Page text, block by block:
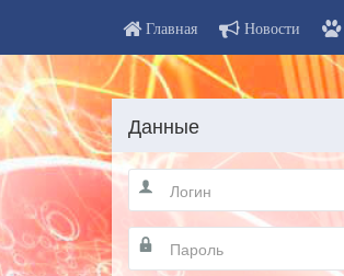
Главная Новости
Данные